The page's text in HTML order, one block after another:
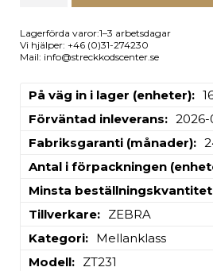
Lagerförda varor:1–3 arbetsdagar
Vi hjälper: +46 (0)31-274230
Mail: info@streckkodscenter.se
På väg in i lager (enheter)
Förväntad inleverans
2026-
Fabriksgaranti (månader)
Antal i förpackningen
Minsta
Tillverkare
ZEBRA
Kategori
Mellanklass
Modell
ZT231